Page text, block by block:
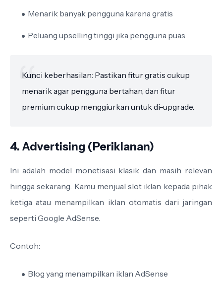
Menarik banyak pengguna karena gratis
Peluang upselling tinggi jika pengguna puas
Kunci keberhasilan: Pastikan fitur gratis cukup
menarik agar pengguna bertahan, dan fitur
premium cukup menggiurkan untuk di-upgrade.
4. Advertising (Periklanan)
Ini adalah model monetisasi klasik dan masih relevan
hingga sekarang. Kamu menjual slot iklan kepada pihak
ketiga atau menampilkan iklan otomatis dari jaringan
seperti Google AdSense.
Contoh:
Blog yang menampilkan iklan AdSense